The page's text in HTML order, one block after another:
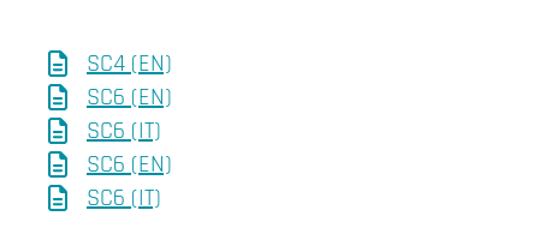
SC4 (EN)
SC6 (EN)
SC6 (IT)
SC6 (EN)
SC6 (IT)